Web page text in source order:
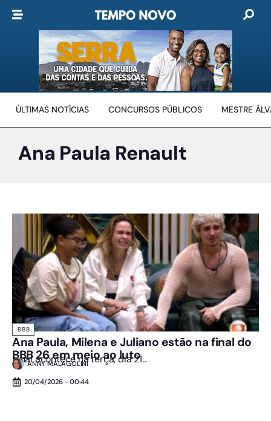
ÚLTIMAS NOTÍCIAS CONCURSOS PÚBLICOS MESTRE
Ana Paula Renault
BBB
Ana Paula, Milena e Juliano estão na final do
BBB 26 em meio ao luto
Final acontece na terça, dia 21...
ANNY MALAGOLINI
20/04/2026 - 00:44